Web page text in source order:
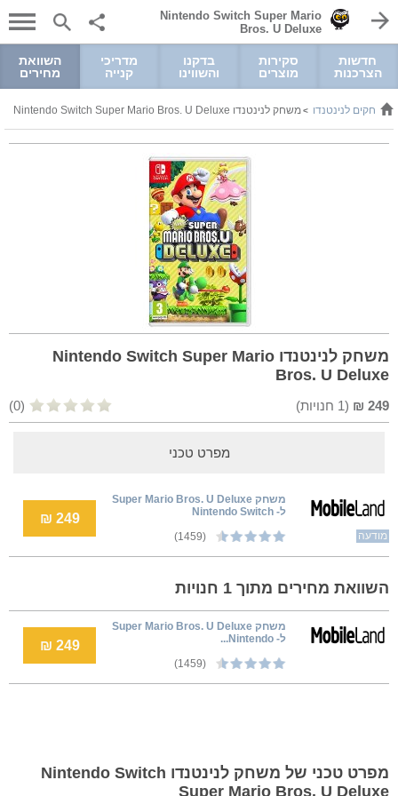
Nintendo Switch Super Mario
Bros. U Deluxe
חדשות
הצרכנות
סקירות
מוצרים
בדקנו
והשווינו
מדריכי
קנייה
השוואת
מחירים
>משחקים לנינטנדו >משחק לנינטנדו Nintendo Switch Super Mario Bros. U Deluxe
משחק לנינטנדו Nintendo Switch Super Mario
Bros. U Deluxe
249
₪
(
1 חנויות) (0)
מפרט טכני
מודעה
משחק Super Mario Bros. U Deluxe
ל- Nintendo Switch
(1459)
249 ₪
השוואת מחירים מתוך 1 חנויות
משחק Super Mario Bros. U Deluxe
ל- Nintendo...
(1459)
249 ₪
מפרט טכני של משחק לנינטנדו Nintendo Switch
Super Mario Bros. U Deluxe